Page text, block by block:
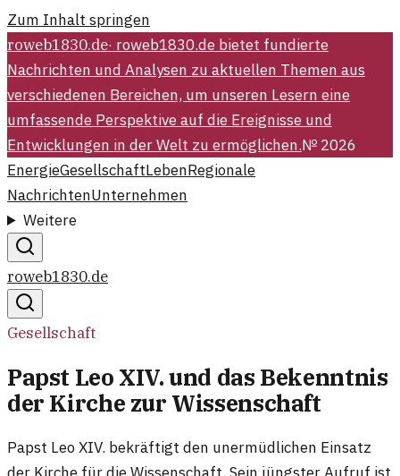
Zum Inhalt springen
roweb1830.de· roweb1830.de bietet fundierte
Nachrichten und Analysen zu aktuellen Themen aus
verschiedenen Bereichen, um unseren Lesern eine
umfassende Perspektive auf die Ereignisse und
Entwicklungen in der Welt zu ermöglichen.№ 2026
EnergieGesellschaftLebenRegionale
NachrichtenUnternehmen
Weitere
roweb1830.de
Gesellschaft
Papst Leo XIV. und das Bekenntnis
der Kirche zur Wissenschaft
Papst Leo XIV. bekräftigt den unermüdlichen Einsatz